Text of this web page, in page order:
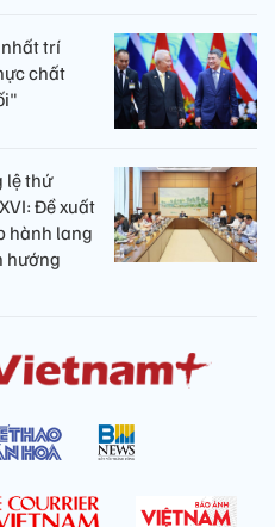
trí
chất
lệ thứ
Đề xuất
hành lang
hướng